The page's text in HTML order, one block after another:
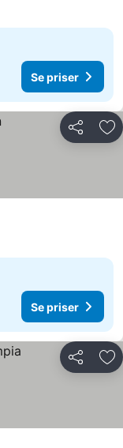
Se priser
Del
Se priser
Del